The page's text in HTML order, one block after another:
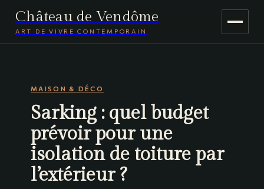
Château de Vendôme
ART DE VIVRE CONTEMPORAIN
JARDINAGE
VOYAGE
MAISON & DÉCO
Sarking : quel budget
prévoir pour une
isolation de toiture par
l’extérieur ?